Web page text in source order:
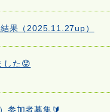
果（2025.11.27up）
した😟
参加者募集🔰